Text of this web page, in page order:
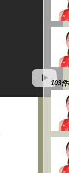
103